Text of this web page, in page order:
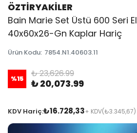
ÖZTİRYAKİLER
Bain Marie Set Üstü 600 Seri
40x60x26-Gn Kaplar Hariç
Ürün Kodu: 7854.N1.40603.11
%15 ₺ 23,626.99
₺ 20,073.99
KDV Hariç:₺16.728,33+ KDV(₺3.345,67)